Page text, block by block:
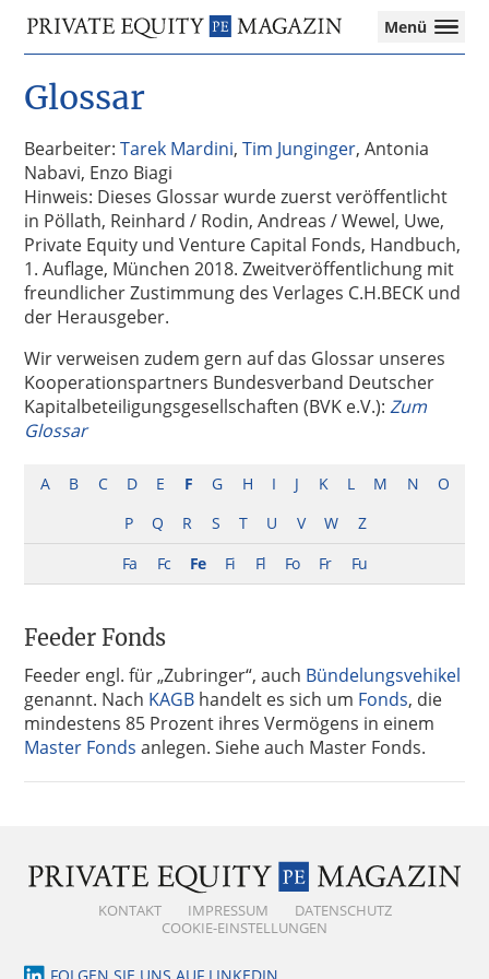
Hauptnavigation
springen
Inhalt
springen
Private
Equity
Das
für
Private
Equity-
Branche
–
Investment
Funds
I
M&A
Tax
Menü
Glossar
Bearbeiter:Tarek Mardini,Tim Junginger, Antonia
Nabavi, Enzo Biagi
Hinweis: Dieses Glossar wurde zuerst veröffentlicht
in Pöllath, Reinhard / Rodin, Andreas / Wewel, Uwe,
Private Equity und Venture Capital Fonds, Handbuch,
1. Auflage, München 2018. Zweitveröffentlichung mit
freundlicher Zustimmung des Verlages C.H.BECK und
der Herausgeber.
Wir verweisen zudem gern auf das Glossar unseres
Kooperationspartners Bundesverband Deutscher
Kapitalbeteiligungsgesellschaften (BVK e.V.):Zum
Glossar
A B C D E F G H I J K L M N
O
P
Q R S T U V W
Z
Fa
Fc Fe Fi Fl Fo Fr Fu
Feeder Fonds
Feeder engl. für „Zubringer“, auch Bündelungsvehikel
genannt. Nach KAGB handelt es sich um Fonds, die
mindestens 85 Prozent ihres Vermögens in einem
Master Fonds anlegen. Siehe auch Master Fonds.
KONTAKT IMPRESSUM
DATENSCHUTZ
COOKIE-EINSTELLUNGEN